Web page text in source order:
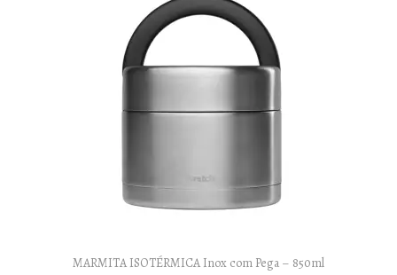
MARMITA ISOTÉRMICA Inox com Pega – 850ml